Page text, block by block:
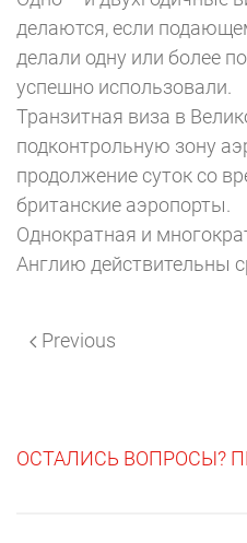
делаются, если
делали одну или более
успешно использовали.
Транзитная виза в
подконтрольную зону
продолжение суток со
британские аэропорты.
Однократная и
Англию действительны
Previous
ОСТАЛИСЬ ВОПРОСЫ?